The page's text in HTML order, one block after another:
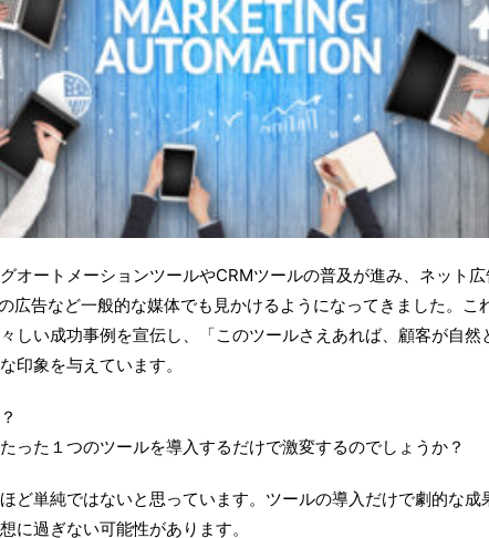
オートメーションツールやCRMツールの普及が進み、ネット広
広告など一般的な媒体でも見かけるようになってきました。こ
しい成功事例を宣伝し、「このツールさえあれば、顧客が自然
印象を与えています。
った１つのツールを導入するだけで激変するのでしょうか？
ど単純ではないと思っています。ツールの導入だけで劇的な成
に過ぎない可能性があります。